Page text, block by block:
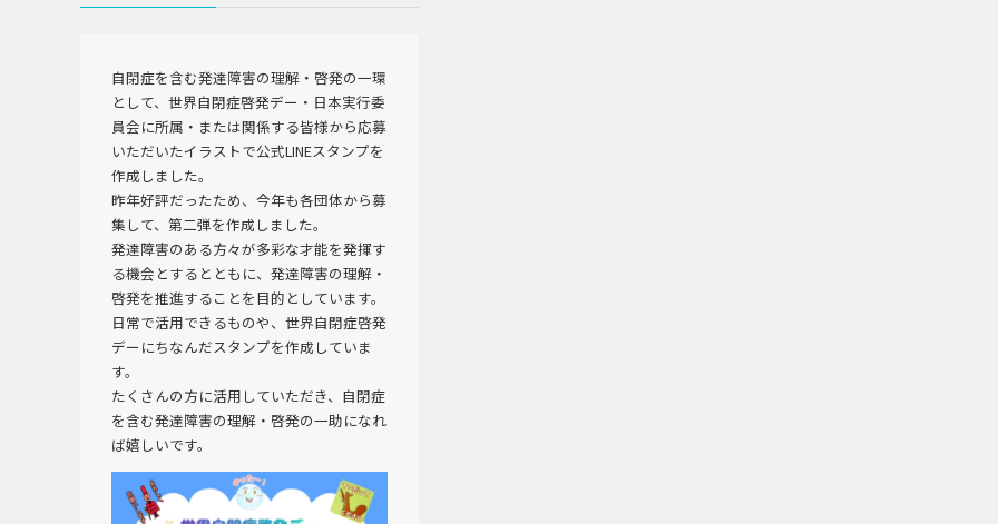
自閉症を含む発達障害の理解・啓発の一環
として、世界自閉症啓発デー・日本実行委
員会に所属・または関係する皆様から応募
いただいたイラストで公式LINEスタンプを
作成しました。
昨年好評だったため、今年も各団体から募
集して、第二弾を作成しました。
発達障害のある方々が多彩な才能を発揮す
る機会とするとともに、発達障害の理解・
啓発を推進することを目的としています。
日常で活用できるものや、世界自閉症啓発
デーにちなんだスタンプを作成していま
す。
たくさんの方に活用していただき、自閉症
を含む発達障害の理解・啓発の一助になれ
ば嬉しいです。